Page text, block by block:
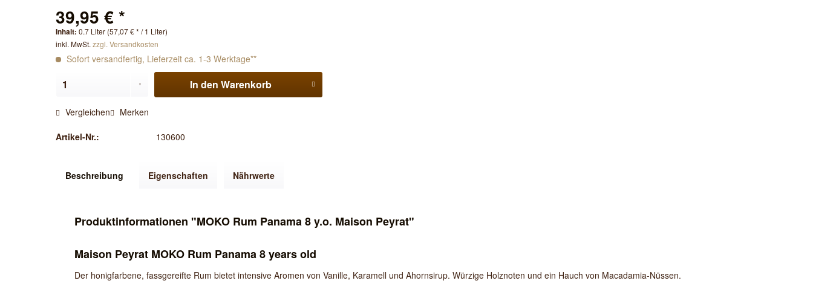
39,95 € *
Inhalt: 0.7 Liter (57,07 € * / 1 Liter)
inkl. MwSt. zzgl. Versandkosten
Sofort versandfertig, Lieferzeit ca. 1-3 Werktage**
In den Warenkorb
Vergleichen Merken
Artikel-Nr.: 130600
Beschreibung Eigenschaften Nährwerte
Produktinformationen "MOKO Rum Panama 8 y.o. Maison Peyrat"
Maison Peyrat MOKO Rum Panama 8 years old
Der honigfarbene, fassgereifte Rum bietet intensive Aromen von Vanille, Karamell und Ahornsirup. Würzige Holznoten und ein Hauch von Macadamia-Nüssen.